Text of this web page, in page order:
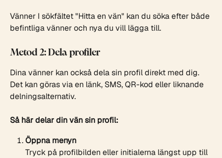
Vänner I sökfältet "Hitta en vän" kan du söka efter både
befintliga vänner och nya du vill lägga till.
Metod 2: Dela profiler
Dina vänner kan också dela sin profil direkt med dig.
Det kan göras via en länk, SMS, QR-kod eller liknande
delningsalternativ.
Så här delar din vän sin profil:
Öppna menyn
Tryck på profilbilden eller initialerna längst upp till